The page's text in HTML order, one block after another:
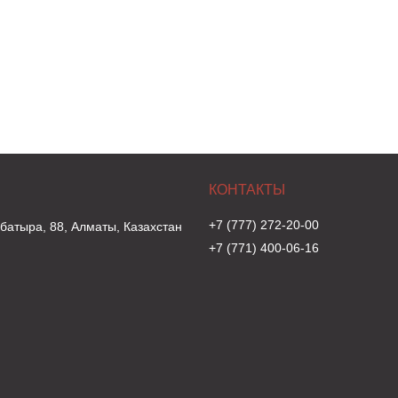
88, Алматы, Казахстан
+7 (777) 272-20-00
+7 (771) 400-06-16